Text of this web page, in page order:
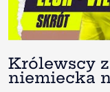
Królewscy
niemiecka